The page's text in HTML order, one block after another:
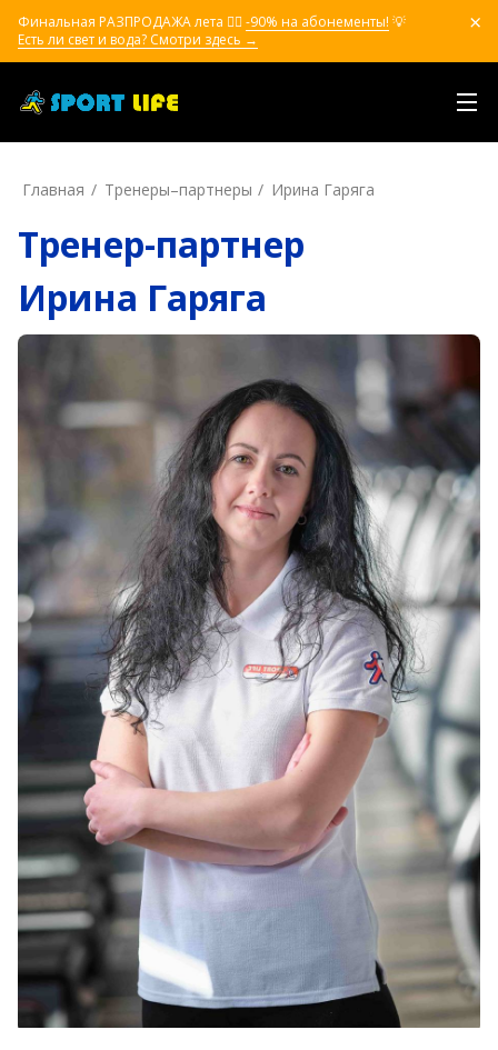
Финальная РАЗПРОДАЖА лета ❤️‍🔥 -90% на абонементы! 💡
Есть ли свет и вода? Смотри здесь →
Главная Тренеры–пapтнepы Ирина Гаряга
Тренер-партнер
Ирина Гаряга